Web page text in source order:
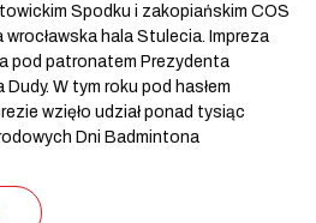
Spodku i zakopiańskim COS
wrocławska hala Stulecia. Impreza
pod patronatem Prezydenta
W tym roku pod hasłem
wzięło udział ponad tysiąc
Dni Badmintona